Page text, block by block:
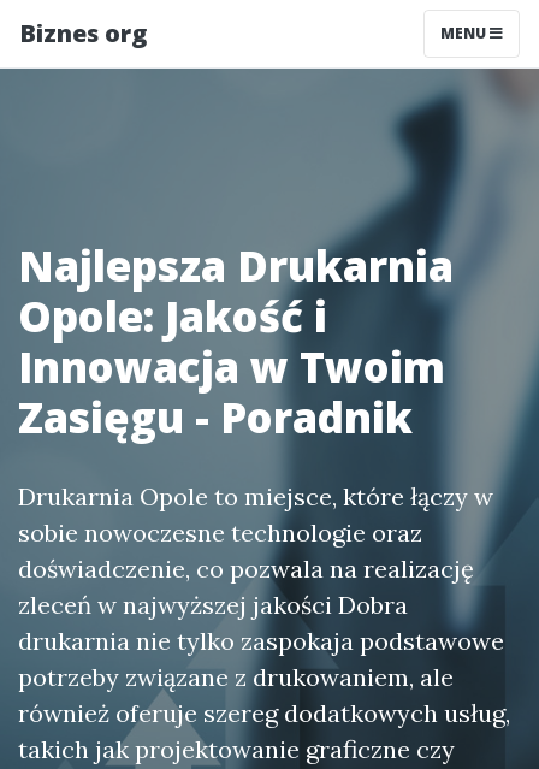
Biznes org MENU
Najlepsza Drukarnia
Opole: Jakość i
Innowacja w Twoim
Zasięgu - Poradnik
Drukarnia Opole to miejsce, które łączy w
sobie nowoczesne technologie oraz
doświadczenie, co pozwala na realizację
zleceń w najwyższej jakości Dobra
drukarnia nie tylko zaspokaja podstawowe
potrzeby związane z drukowaniem, ale
również oferuje szereg dodatkowych usług,
takich jak projektowanie graficzne czy